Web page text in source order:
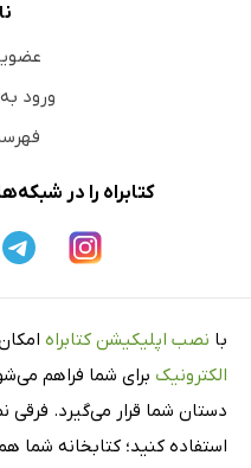
ورود
کتابراه را در
با نصب اپلیکیشن کتابراه
الکترونیک برای شما فراهم
دستان شما قرار می‌گیرد. فرقی
استفاده کنید؛ کتابخانه شما